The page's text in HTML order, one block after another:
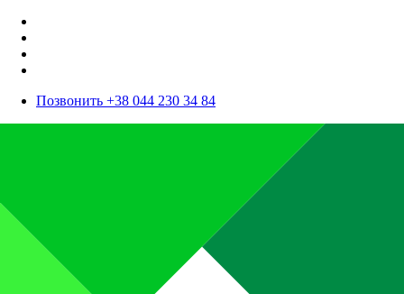
Позвонить +38 044 230 34 84